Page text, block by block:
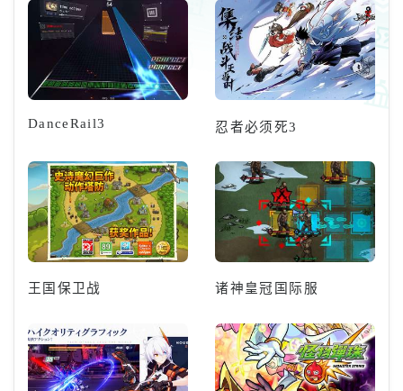
级和进化所有角色所需要的经验
值变为平常的1/2通过关卡就可获
得22个猫罐头，「喵喵纪念日」
登场奖励变更多
DanceRail3 忍者必须死3
王国保卫战 诸神皇冠国际服